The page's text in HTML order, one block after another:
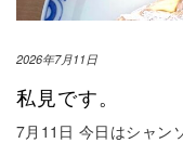
2026年7月11日
私見です。
7月11日 今日はシャン